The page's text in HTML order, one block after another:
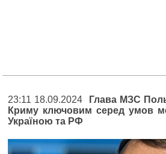
23:11 18.09.2024
Глава МЗС
Криму ключовим серед умов
Україною та РФ